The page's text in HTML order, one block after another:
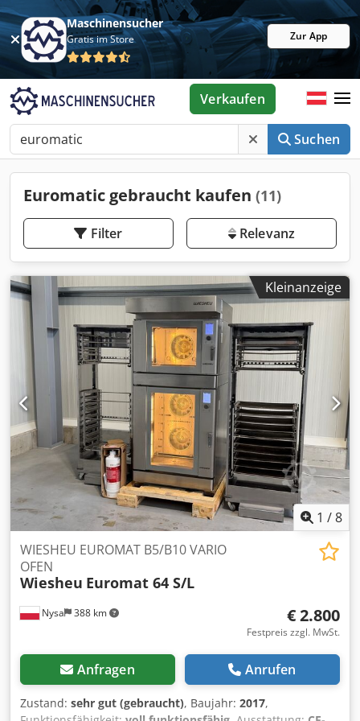
Maschinensucher
Gratis im Store Zur App
Suchen
Verkaufen
Euromatic gebraucht kaufen (11)
Filter Relevanz
Kleinanzeige
1 /8
Nysa 388 km
WIESHEU EUROMAT B5/B10 VARIO
OFEN
Wiesheu Euromat 64 S/L
€ 2.800
Festpreis zzgl. MwSt.
Anfragen Anrufen
Zustand: sehr gut (gebraucht), Baujahr: 2017,